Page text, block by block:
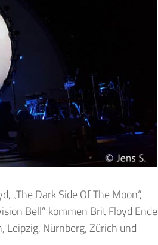
„The Dark Side Of The Moon“,
Bell” kommen Brit Floyd Ende
Leipzig, Nürnberg, Zürich und